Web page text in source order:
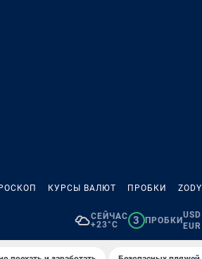
КУРСЫ ВАЛЮТ ПРОБКИ ZODY
СЕЙЧАС
+23°C
3 ПРОБКИ